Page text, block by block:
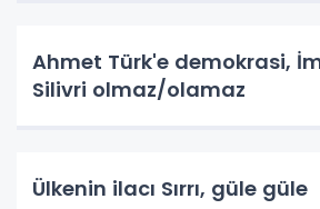
Ahmet Türk'e demokrasi,
Silivri olmaz/olamaz
Ülkenin ilacı Sırrı, güle güle